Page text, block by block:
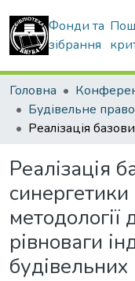
Фонди та
зібрання
Головна
Реалізація
методології
рівноваги